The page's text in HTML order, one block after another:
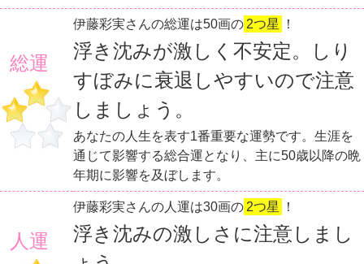
総運
伊藤彩実さんの総運は50画の 2つ星 ！
浮き沈みが激しく不安定。しり
すぼみに衰退しやすいので注意
しましょう。
あなたの人生を表す1番重要な運勢です。生涯を
通じて影響する総合運となり、主に50歳以降の晩
年期に影響を及ぼします。
人運
伊藤彩実さんの人運は30画の 2つ星 ！
浮き沈みの激しさに注意しまし